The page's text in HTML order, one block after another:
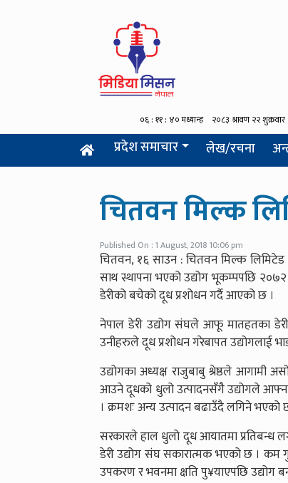
प्रदेश समाचार लेख/रचना
चितवन मिल्क
Published On : 1 August, 2018 10:06 pm
चितवन, १६ साउन : चितवन मिल्क लिमिटेड
साथ स्थापना भएको उद्योग भूकम्पपछि
डेरीको बचेको दूध प्रशोधन गर्दै आएको छ ।
नेपाल डेरी उद्योग संघले आफू मातहतका
उनीहरुले दूध प्रशोधन गरेबापत उद्योगलाई
उद्योगका अध्यक्ष राजुबाबु श्रेष्ठले आगामी
आउने दूधको धुलो उत्पादनसँगै उद्योगले आफ्ना
। क्रमशः अन्य उत्पादन बढाउँदै लगिने भएको
सरकारले हाल धुलो दूध आयातमा प्रतिबन्ध
डेरी उद्योग संघ सकारात्मक भएको छ । कम
उपकरण र भवनमा क्षति पु¥याएपछि उद्योग